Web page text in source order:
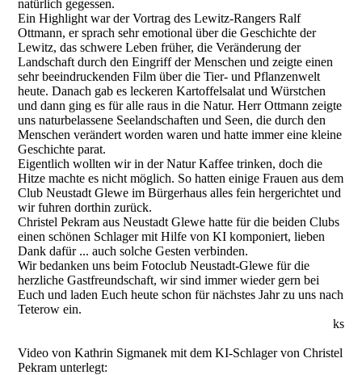
natürlich gegessen.
Ein Highlight war der Vortrag des Lewitz-Rangers Ralf
Ottmann, er sprach sehr emotional über die Geschichte der
Lewitz, das schwere Leben früher, die Veränderung der
Landschaft durch den Eingriff der Menschen und zeigte einen
sehr beeindruckenden Film über die Tier- und Pflanzenwelt
heute. Danach gab es leckeren Kartoffelsalat und Würstchen
und dann ging es für alle raus in die Natur. Herr Ottmann zeigte
uns naturbelassene Seelandschaften und Seen, die durch den
Menschen verändert worden waren und hatte immer eine kleine
Geschichte parat.
Eigentlich wollten wir in der Natur Kaffee trinken, doch die
Hitze machte es nicht möglich. So hatten einige Frauen aus dem
Club Neustadt Glewe im Bürgerhaus alles fein hergerichtet und
wir fuhren dorthin zurück.
Christel Pekram aus Neustadt Glewe hatte für die beiden Clubs
einen schönen Schlager mit Hilfe von KI komponiert, lieben
Dank dafür ... auch solche Gesten verbinden.
Wir bedanken uns beim Fotoclub Neustadt-Glewe für die
herzliche Gastfreundschaft, wir sind immer wieder gern bei
Euch und laden Euch heute schon für nächstes Jahr zu uns nach
Teterow ein.
ks
Video von Kathrin Sigmanek mit dem KI-Schlager von Christel
Pekram unterlegt: